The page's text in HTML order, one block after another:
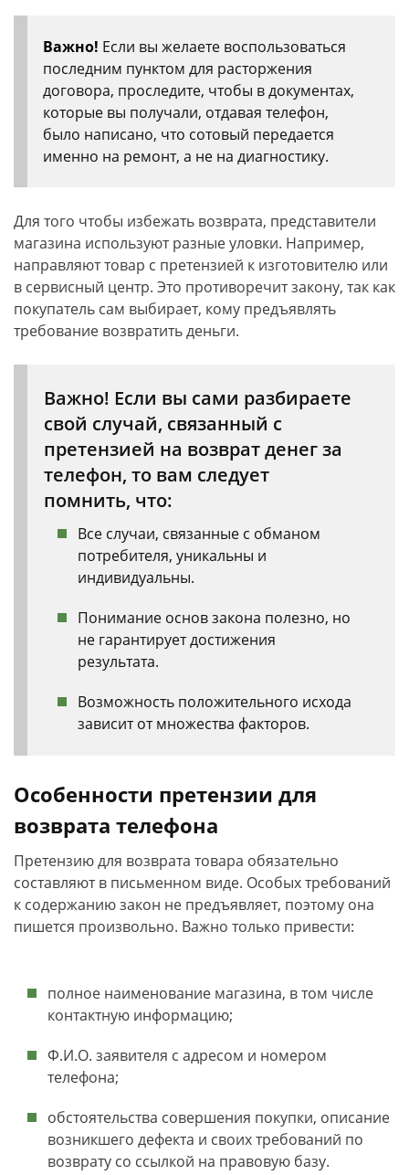
Важно! Если вы желаете воспользоваться
последним пунктом для расторжения
договора, проследите, чтобы в документах,
которые вы получали, отдавая телефон,
было написано, что сотовый передается
именно на ремонт, а не на диагностику.
Для того чтобы избежать возврата, представители
магазина используют разные уловки. Например,
направляют товар с претензией к изготовителю или
в сервисный центр. Это противоречит закону, так как
покупатель сам выбирает, кому предъявлять
требование возвратить деньги.
Важно! Если вы сами разбираете
свой случай, связанный с
претензией на возврат денег за
телефон, то вам следует
помнить, что:
Все случаи, связанные с обманом
потребителя, уникальны и
индивидуальны.
Понимание основ закона полезно, но
не гарантирует достижения
результата.
Возможность положительного исхода
зависит от множества факторов.
Особенности претензии для
возврата телефона
Претензию для возврата товара обязательно
составляют в письменном виде. Особых требований
к содержанию закон не предъявляет, поэтому она
пишется произвольно. Важно только привести:
полное наименование магазина, в том числе
контактную информацию;
Ф.И.О. заявителя с адресом и номером
телефона;
обстоятельства совершения покупки, описание
возникшего дефекта и своих требований по
возврату со ссылкой на правовую базу.